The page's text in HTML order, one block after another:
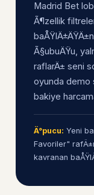
Madrid Bet
Ã¶zellik
Ã§ubuÄŸu,
raflarÄ± seni
oyunda demo
bakiye
Ä°pucu: Yeni
Favoriler"
kavranan